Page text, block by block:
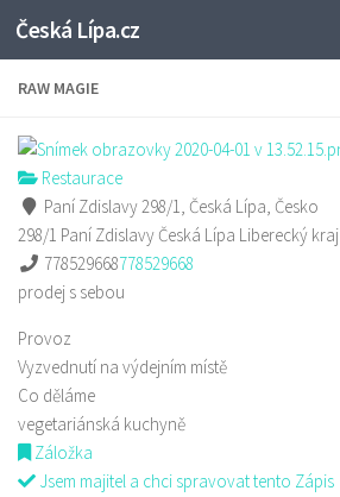
Skip to content
Česká Lípa.cz
RAW MAGIE
Restaurace
Paní Zdislavy 298/1, Česká Lípa, Česko
298/1 Paní Zdislavy Česká Lípa Liberecký kraj
778529668778529668
prodej s sebou
Provoz
Vyzvednutí na výdejním místě
Co děláme
vegetariánská kuchyně
Záložka
Jsem majitel a chci spravovat tento Zápis